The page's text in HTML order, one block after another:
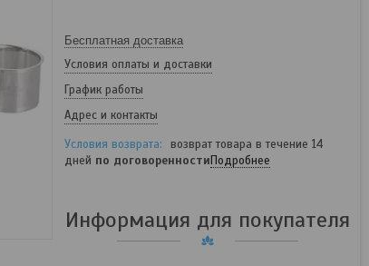
Бесплатная доставка
Условия оплаты и доставки
График работы
Адрес и контакты
возврат товара в течение 14
дней по договоренностиПодробнее
Информация для покупателя